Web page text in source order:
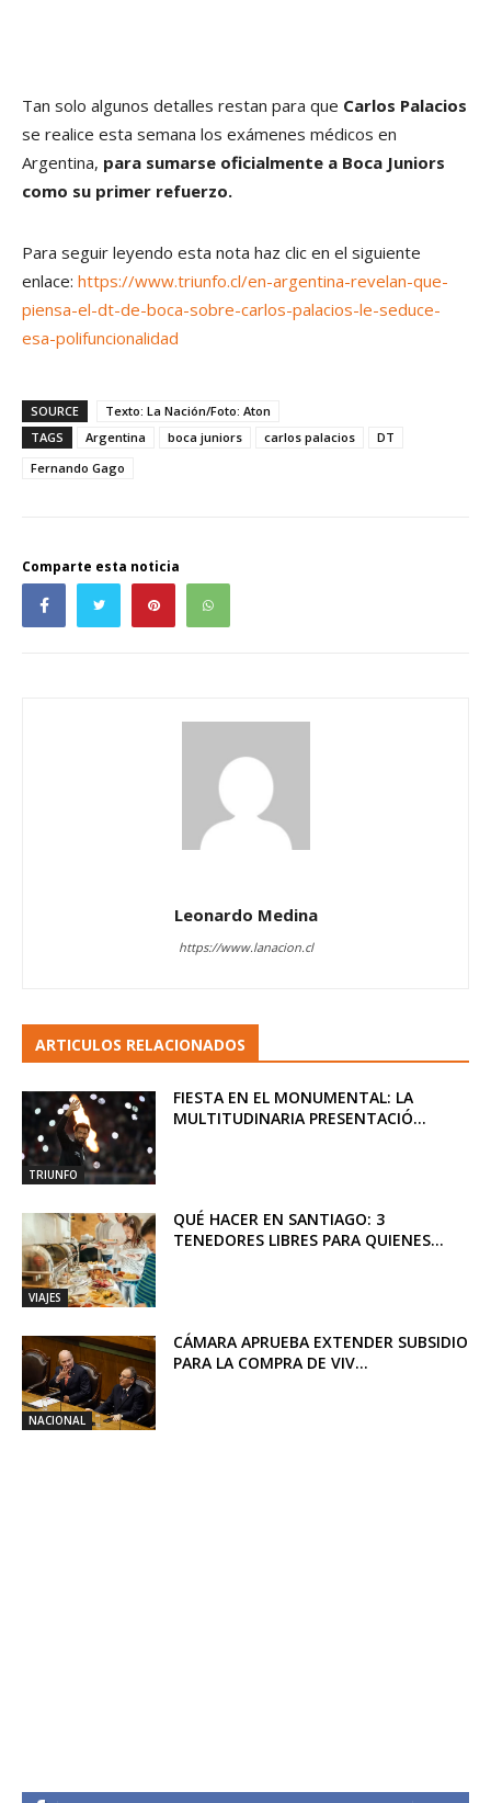
Tan solo algunos detalles restan para que Carlos Palacios
se realice esta semana los exámenes médicos en
Argentina, para sumarse oficialmente a Boca Juniors
como su primer refuerzo.
Para seguir leyendo esta nota haz clic en el siguiente
enlace: https://www.triunfo.cl/en-argentina-revelan-que-
piensa-el-dt-de-boca-sobre-carlos-palacios-le-seduce-
esa-polifuncionalidad
SOURCE
Texto: La Nación/Foto: Aton
TAGS
Argentina boca juniors carlos palacios
DT
Fernando Gago
Comparte esta noticia
Leonardo Medina
https://www.lanacion.cl
ARTICULOS RELACIONADOS
TRIUNFO
FIESTA EN EL MONUMENTAL: LA
MULTITUDINARIA PRESENTACIÓ...
VIAJES
QUÉ HACER EN SANTIAGO: 3
TENEDORES LIBRES PARA QUIENES...
NACIONAL
CÁMARA APRUEBA EXTENDER SUBSIDIO
PARA LA COMPRA DE VIV...